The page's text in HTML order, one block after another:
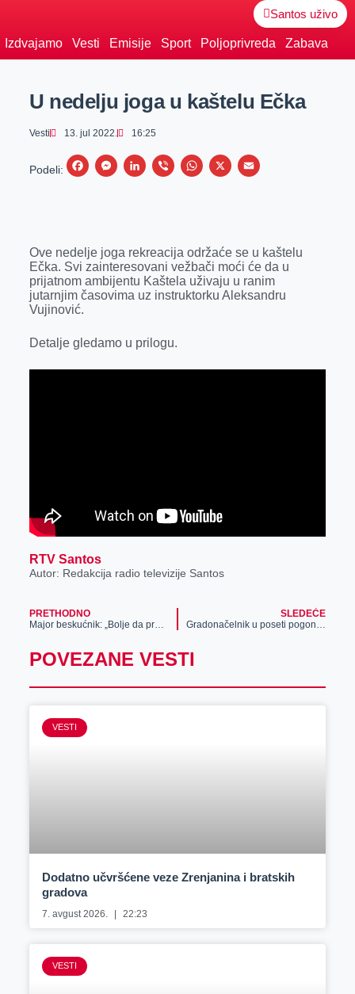
Santos uživo
Izdvajamo Vesti Emisije Sport Poljoprivreda Zabava
U nedelju joga u kaštelu Ečka
Vesti 13. jul 2022. 16:25
Podeli:
F
b
o
o
M
e
n
g
r
L
e
d
I
V
r
W
s
A
p
X
E
Ove nedelje joga rekreacija održaće se u kaštelu
Ečka. Svi zainteresovani vežbači moći će da u
prijatnom ambijentu Kaštela uživaju u ranim
jutarnjim časovima uz instruktorku Aleksandru
Vujinović.
Detalje gledamo u prilogu.
RTV Santos
Autor: Redakcija radio televizije Santos
PRETHODNO
Major beskućnik: „Bolje da prosim, nego da kradem“
SLEDEĆE
POVEZANE VESTI
VESTI
Dodatno učvršćene veze Zrenjanina i bratskih
gradova
7. avgust 2026. 22:23
VESTI